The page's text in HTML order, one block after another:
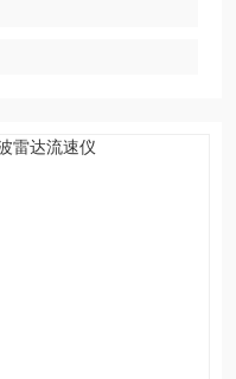
直角度的自动校正和流速